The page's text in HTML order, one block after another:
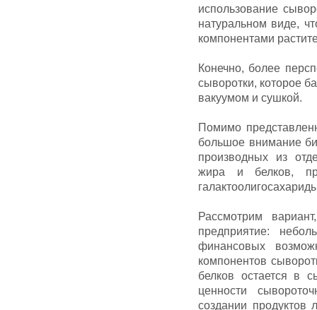
использование
натуральном виде,
компонентами
Конечно, более
сыворотки, которое
вакуумом и сушкой.
Помимо
большое внимание
производных из
жира и белков,
Рассмотрим
предприятие:
финансовых
компонентов
белков остается в
ценности
создании продуктов